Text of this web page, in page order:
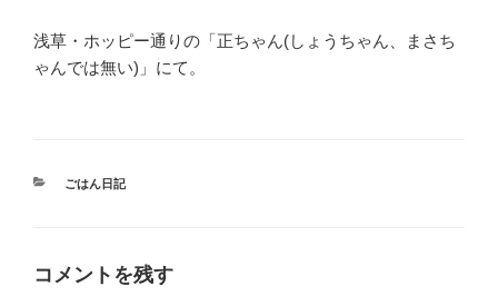
浅草・ホッピー通りの「正ちゃん(しょうちゃん、まさち
ゃんでは無い)」にて。
カ
ごはん日記
コメントを残す